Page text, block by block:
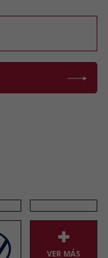
VER MÁS